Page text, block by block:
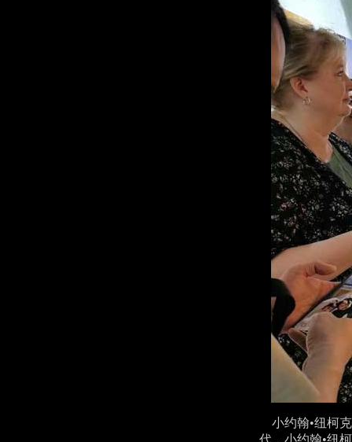
小约翰•纽柯
代，小约翰•纽